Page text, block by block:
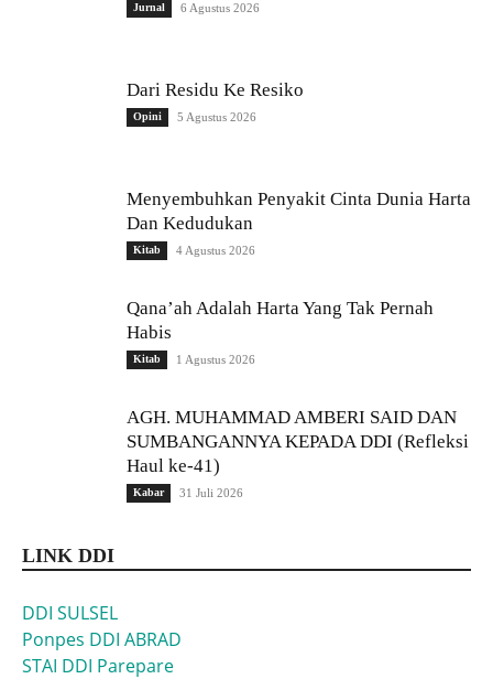
Jurnal 6 Agustus 2026
Dari Residu Ke Resiko
Opini 5 Agustus 2026
Menyembuhkan Penyakit Cinta Dunia Harta
Dan Kedudukan
Kitab 4 Agustus 2026
Qana’ah Adalah Harta Yang Tak Pernah
Habis
Kitab 1 Agustus 2026
AGH. MUHAMMAD AMBERI SAID DAN
SUMBANGANNYA KEPADA DDI (Refleksi
Haul ke-41)
Kabar 31 Juli 2026
LINK DDI
DDI SULSEL
Ponpes DDI ABRAD
STAI DDI Parepare